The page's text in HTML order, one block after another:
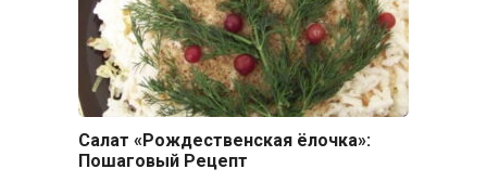
Салат «Рождественская ёлочка»:
Пошаговый Рецепт